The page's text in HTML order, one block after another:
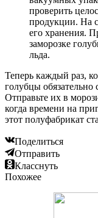
проверить
продукции. На
его хранения.
заморозке
льда.
Теперь каждый раз,
голубцы обязательно
Отправьте их в
когда времени на
этот полуфабрикат
Поделиться
Отправить
Класснуть
Похожее